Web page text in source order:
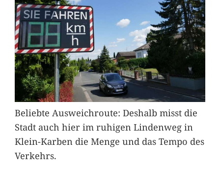
Beliebte Ausweichroute: Deshalb misst die
Stadt auch hier im ruhigen Lindenweg in
Klein-Karben die Menge und das Tempo des
Verkehrs.